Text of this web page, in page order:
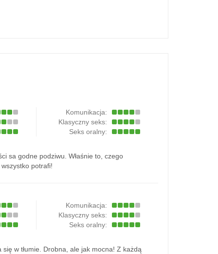
Komunikacja:
Klasyczny seks:
Seks oralny:
sa godne podziwu. Właśnie to, czego
potrafi!
Komunikacja:
Klasyczny seks:
Seks oralny:
w tłumie. Drobna, ale jak mocna! Z każdą